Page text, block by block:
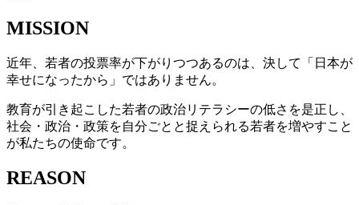
MISSION
近年、若者の投票率が下がりつつあるのは、決して「日本が
幸せになったから」ではありません。
教育が引き起こした若者の政治リテラシーの低さを是正し、
社会・政治・政策を自分ごとと捉えられる若者を増やすこと
が私たちの使命です。
REASON